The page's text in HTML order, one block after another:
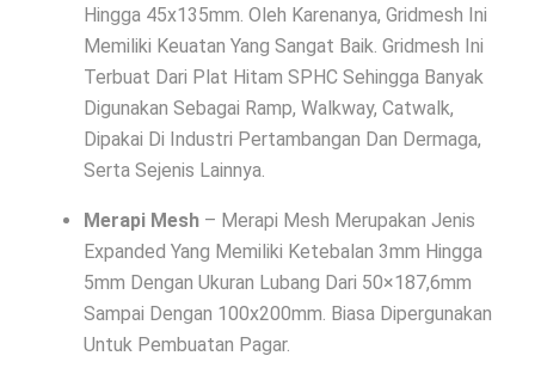
Hingga 45x135mm. Oleh Karenanya, Gridmesh Ini
Memiliki Keuatan Yang Sangat Baik. Gridmesh Ini
Terbuat Dari Plat Hitam SPHC Sehingga Banyak
Digunakan Sebagai Ramp, Walkway, Catwalk,
Dipakai Di Industri Pertambangan Dan Dermaga,
Serta Sejenis Lainnya.
Merapi Mesh – Merapi Mesh Merupakan Jenis
Expanded Yang Memiliki Ketebalan 3mm Hingga
5mm Dengan Ukuran Lubang Dari 50×187,6mm
Sampai Dengan 100x200mm. Biasa Dipergunakan
Untuk Pembuatan Pagar.